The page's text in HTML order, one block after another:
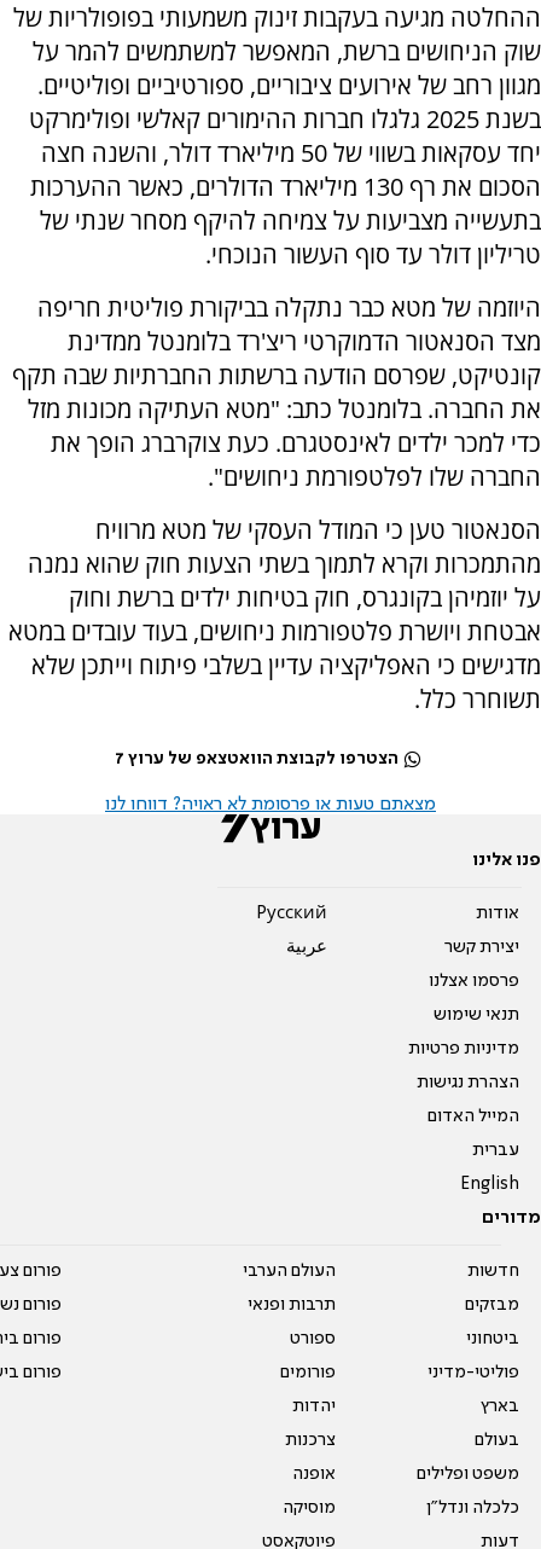
ההחלטה מגיעה בעקבות זינוק משמעותי בפופולריות של
שוק הניחושים ברשת, המאפשר למשתמשים להמר על
מגוון רחב של אירועים ציבוריים, ספורטיביים ופוליטיים.
בשנת 2025 גלגלו חברות ההימורים קאלשי ופולימרקט
יחד עסקאות בשווי של 50 מיליארד דולר, והשנה חצה
הסכום את רף 130 מיליארד הדולרים, כאשר ההערכות
בתעשייה מצביעות על צמיחה להיקף מסחר שנתי של
טריליון דולר עד סוף העשור הנוכחי.
היוזמה של מטא כבר נתקלה בביקורת פוליטית חריפה
מצד הסנאטור הדמוקרטי ריצ'רד בלומנטל ממדינת
קונטיקט, שפרסם הודעה ברשתות החברתיות שבה תקף
את החברה. בלומנטל כתב: "מטא העתיקה מכונות מזל
כדי למכר ילדים לאינסטגרם. כעת צוקרברג הופך את
החברה שלו לפלטפורמת ניחושים".
הסנאטור טען כי המודל העסקי של מטא מרוויח
מהתמכרות וקרא לתמוך בשתי הצעות חוק שהוא נמנה
על יוזמיהן בקונגרס, חוק בטיחות ילדים ברשת וחוק
אבטחת ויושרת פלטפורמות ניחושים, בעוד עובדים במטא
מדגישים כי האפליקציה עדיין בשלבי פיתוח וייתכן שלא
תשוחרר כלל.
הצטרפו לקבוצת הוואטצאפ של ערוץ 7
מצאתם טעות או פרסומת לא ראויה? דווחו לנו
פנו אלינו
אודות
יצירת קשר
פרסמו אצלנו
תנאי שימוש
מדיניות פרטיות
הצהרת נגישות
המייל האדום
עברית
English
Pусский
عربية
מדורים
חדשות
מבזקים
ביטחוני
פוליטי-מדיני
בארץ
בעולם
משפט ופלילים
כלכלה ונדל"ן
דעות
העולם הערבי
תרבות ופנאי
ספורט
פורומים
יהדות
צרכנות
אופנה
מוסיקה
פיוטקאסט
פורום
פורום
פורום
פורום